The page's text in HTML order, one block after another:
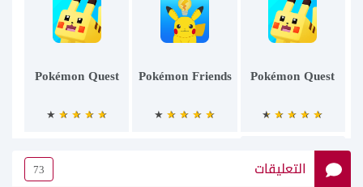
Pokémon Quest
Pokémon Friends
Pokémon Quest‏
التعليقات 73